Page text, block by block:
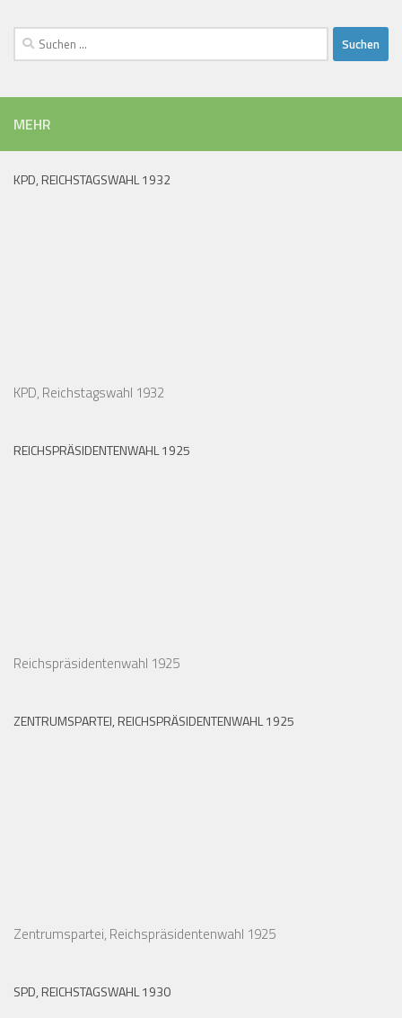
Suchen
nach:
MEHR
KPD, REICHSTAGSWAHL 1932
KPD, Reichstagswahl 1932
REICHSPRÄSIDENTENWAHL 1925
Reichspräsidentenwahl 1925
ZENTRUMSPARTEI, REICHSPRÄSIDENTENWAHL 1925
Zentrumspartei, Reichspräsidentenwahl 1925
SPD, REICHSTAGSWAHL 1930